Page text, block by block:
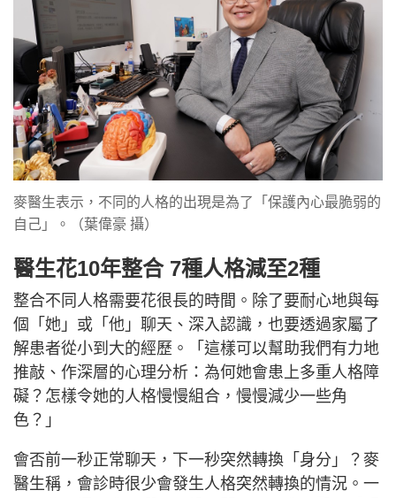
麥醫生表示，不同的人格的出現是為了「保護內心最脆弱的
自己」。（葉偉豪 攝）
醫生花10年整合 7種人格減至2種
整合不同人格需要花很長的時間。除了要耐心地與每
個「她」或「他」聊天、深入認識，也要透過家屬了
解患者從小到大的經歷。「這樣可以幫助我們有力地
推敲、作深層的心理分析：為何她會患上多重人格障
礙？怎樣令她的人格慢慢組合，慢慢減少一些角
色？」
會否前一秒正常聊天，下一秒突然轉換「身分」？麥
醫生稱，會診時很少會發生人格突然轉換的情況。一